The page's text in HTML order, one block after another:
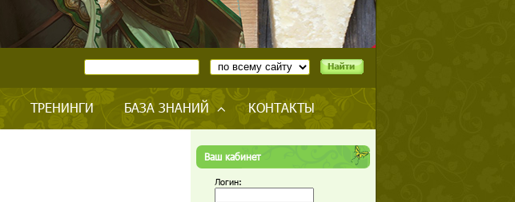
ТРЕНИНГИ БАЗА ЗНАНИЙ КОНТАКТЫ
Ваш кабинет
Логин: